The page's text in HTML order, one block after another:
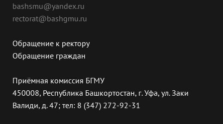
bashsmu@yandex.ru
rectorat@bashgmu.ru
Обращение к ректору
Обращение граждан
Приёмная комиссия БГМУ
450008, Республика Башкортостан, г. Уфа, ул. Заки
Валиди, д. 47; тел: 8 (347) 272-92-31